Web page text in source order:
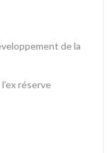
de la
réserve